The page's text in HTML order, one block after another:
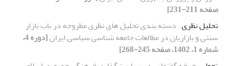
صفحه 211-231]
تحلیل نظری دسته بندی تحلیل های نظری مطروحه در باب بازار
سنتی و بازاریان در مطالعات جامعه شناسی سیاسی ایران
[دوره 4،
شماره 1، 1402، صفحه 245-268]